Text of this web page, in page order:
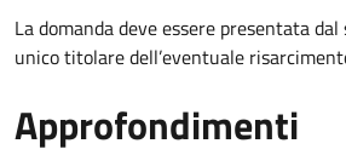
La domanda deve essere presentata
unico titolare dell’eventuale
Approfondimenti